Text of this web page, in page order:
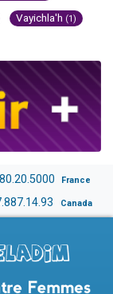
Vayichla'h (1)
France
Canada